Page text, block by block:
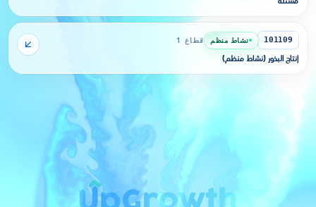
مشتلة
101109 نشاط منظم قطاع 1
إنتاج البذور (نشاط منظم)